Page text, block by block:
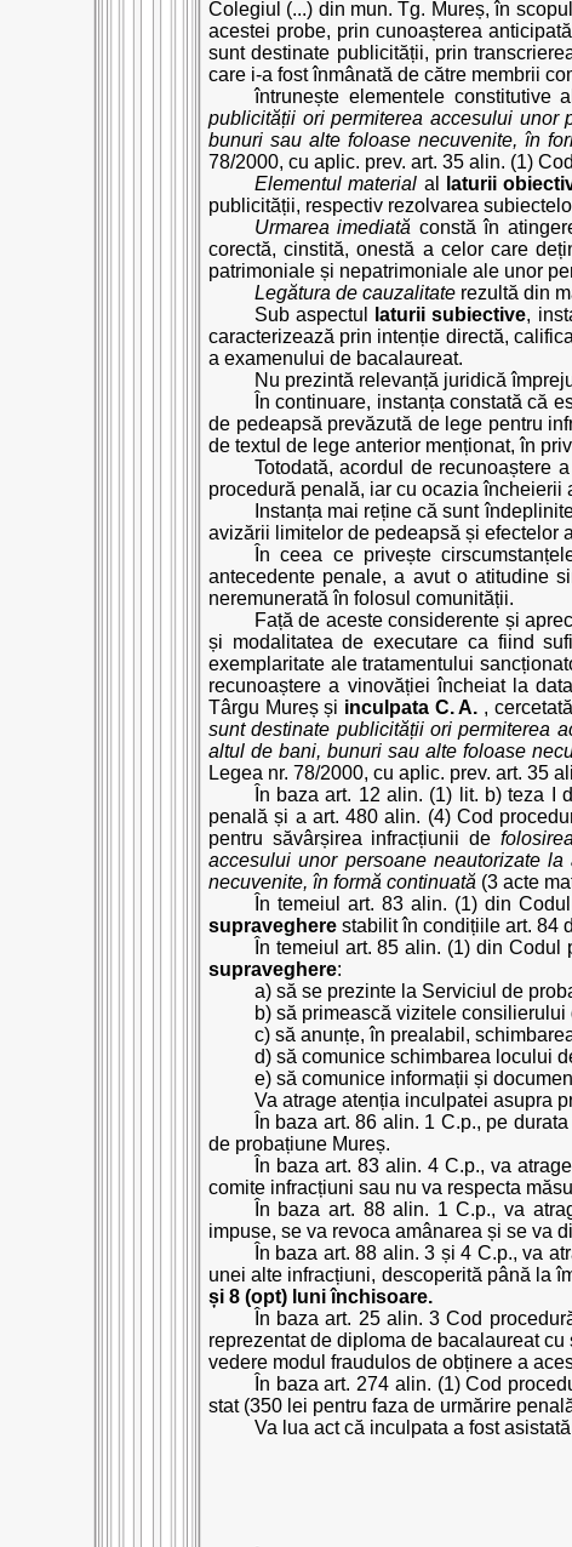
Colegiul (...) din mun. Tg. Mureș, în
acestei probe, prin cunoașterea
sunt destinate publicității, prin
care i-a fost înmânată de către membrii
întrunește elementele constitutive
publicității ori permiterea accesului unor
bunuri sau alte foloase necuvenite, în
78/2000, cu aplic. prev. art. 35 alin. (1)
Elementul material al laturii
publicității, respectiv rezolvarea
Urmarea imediată constă în
corectă, cinstită, onestă a celor care
patrimoniale și nepatrimoniale ale unor
Legătura de cauzalitaterezultă din
Sub aspectul
laturii subiective,
caracterizează prin intenție directă,
a examenului de bacalaureat.
Nu prezintă relevanță juridică
În continuare, instanța constată că
de pedeapsă prevăzută de lege pentru
de textul de lege anterior menționat, în
Totodată, acordul de recunoaștere
procedură penală, iar cu ocazia încheierii
Instanța mai reține că sunt
avizării limitelor de pedeapsă și efectelor
În ceea ce privește
antecedente penale, a avut o atitudine
neremunerată în folosul comunității.
Față de aceste considerente și
și modalitatea de executare ca fiind
exemplaritate ale tratamentului
recunoaștere a vinovăției încheiat la
Târgu Mureș și inculpata C. A. ,
sunt destinate publicității ori permiterea
altul de bani, bunuri sau alte foloase
Legea nr. 78/2000, cu aplic. prev. art. 35
În baza art. 12 alin. (1) lit. b) teza I
penală și a art. 480 alin. (4) Cod
pentru săvârșirea infracțiunii de
accesului unor persoane neautorizate
necuvenite, în formă continuată (3 acte
În temeiul art. 83 alin. (1) din
supraveghere stabilit în condițiile art. 84
În temeiul art. 85 alin. (1) din
supraveghere:
a) să se prezinte la Serviciul de
b) să primească vizitele
c) să anunțe, în prealabil,
d) să comunice schimbarea locului
e) să comunice informații și
Va atrage atenția inculpatei asupra
În baza art. 86 alin. 1 C.p., pe
de probațiune Mureș.
În baza art. 83 alin. 4 C.p., va
comite infracțiuni sau nu va respecta
În baza art. 88 alin. 1 C.p., va
impuse, se va revoca amânarea și se va
În baza art. 88 alin. 3 și 4 C.p., va
unei alte infracțiuni, descoperită până la
și 8 (opt) luni închisoare.
În baza art. 25 alin. 3 Cod
reprezentat de diploma de bacalaureat
vedere modul fraudulos de obținere a
În baza art. 274 alin. (1) Cod
stat (350 lei pentru faza de urmărire
Va lua act că inculpata a fost